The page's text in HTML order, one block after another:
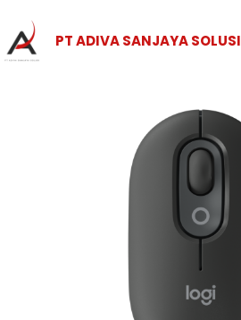
to
content
PT ADIVA SANJAYA SOLUSI